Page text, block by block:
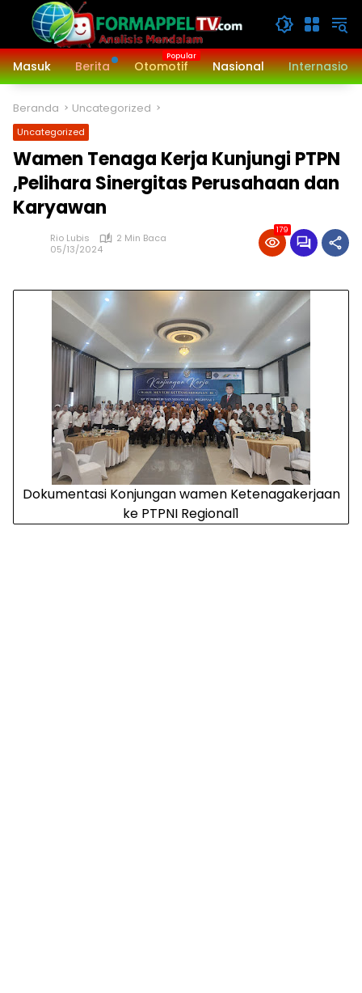
Langsung
konten
Masuk
Berita Otomotif Nasional
Beranda Uncategorized
Uncategorized
Wamen Tenaga Kerja Kunjungi PTPN
,Pelihara Sinergitas Perusahaan dan
Karyawan
Rio Lubis
2 Min Baca
05/13/2024
179
Dokumentasi Konjungan wamen Ketenagakerjaan
ke PTPNI Regional1